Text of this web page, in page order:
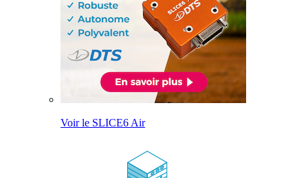
Voir le SLICE6 Air